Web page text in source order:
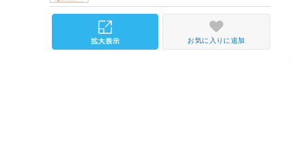
お気に入りに追加